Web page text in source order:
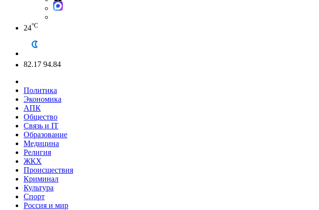
24°C
82.17 94.84
Политика
Экономика
АПК
Общество
Связь и IT
Образование
Медицина
Религия
ЖКХ
Происшествия
Криминал
Культура
Спорт
Россия и мир